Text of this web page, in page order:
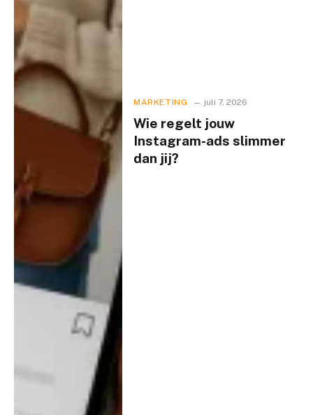
MARKETING juli 7, 2026
Wie regelt jouw
Instagram-ads slimmer
dan jij?